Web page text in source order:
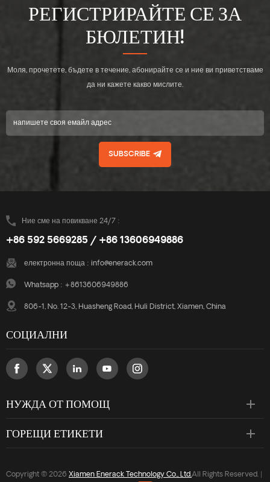
РЕГИСТРИРАЙТЕ СЕ ЗА
БЮЛЕТИН!
Моля, прочетете, бъдете в течение, абонирайте се и ние ви приветстваме
да ни кажете какво мислите.
SUBSCRIBE
Ние сме на повикване 24/7 :
+86 592 5669285 / +86 13606949886
електронна поща : info@enerack.com
Whatsapp : +8613606949886
806-1, No. 12-3, Huasheng Road, Huli District, Xiamen, China
СОЦИАЛНИ
НУЖДА ОТ ПОМОЩ
ГОРЕЩИ ЕТИКЕТИ
Copyright © 2026 Xiamen Enerack Technology Co., Ltd.All Rights Reserved. |